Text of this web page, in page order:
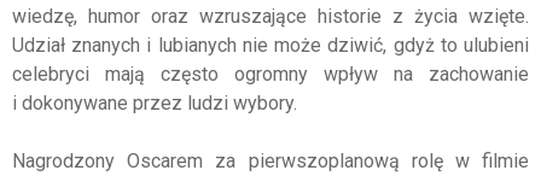
wiedzę, humor oraz wzruszające historie z życia wzięte.
Udział znanych i lubianych nie może dziwić, gdyż to ulubieni
celebryci mają często ogromny wpływ na zachowanie
i dokonywane przez ludzi wybory.
Nagrodzony Oscarem za pierwszoplanową rolę w filmie